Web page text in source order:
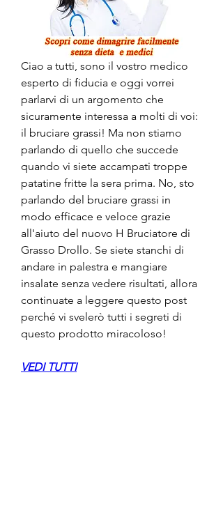
Ciao a tutti, sono il vostro medico
esperto di fiducia e oggi vorrei
parlarvi di un argomento che
sicuramente interessa a molti di voi:
il bruciare grassi! Ma non stiamo
parlando di quello che succede
quando vi siete accampati troppe
patatine fritte la sera prima. No, sto
parlando del bruciare grassi in
modo efficace e veloce grazie
all'aiuto del nuovo H Bruciatore di
Grasso Drollo. Se siete stanchi di
andare in palestra e mangiare
insalate senza vedere risultati, allora
continuate a leggere questo post
perché vi svelerò tutti i segreti di
questo prodotto miracoloso!
VEDI TUTTI